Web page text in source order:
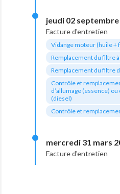
jeudi 02 septembre
Facture d'entretien
Vidange moteur (huile +
Remplacement du filtre
Remplacement du filtre
Contrôle et
d’allumage (essence)
(diesel)
Contrôle et
mercredi 31 mars
Facture d'entretien